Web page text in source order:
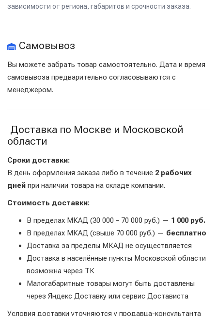
зависимости от региона, габаритов и срочности заказа.
Самовывоз
Вы можете забрать товар самостоятельно. Дата и время
самовывоза предварительно согласовываются с
менеджером.
Доставка по Москве и Московской
области
Сроки доставки:
В день оформления заказа либо в течение 2 рабочих
дней при наличии товара на складе компании.
Стоимость доставки:
В пределах МКАД (30 000 – 70 000 руб.) — 1 000 руб.
В пределах МКАД (свыше 70 000 руб.) — бесплатно
Доставка за пределы МКАД не осуществляется
Доставка в населённые пункты Московской области
возможна через ТК
Малогабаритные товары могут быть доставлены
через Яндекс Доставку или сервис Достависта
Условия доставки уточняются у продавца-консультанта